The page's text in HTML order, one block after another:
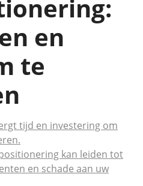
en
te
tijd en investering om
kan leiden tot
en schade aan uw